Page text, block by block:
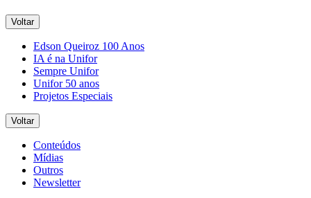
Voltar
Edson Queiroz 100 Anos
IA é na Unifor
Sempre Unifor
Unifor 50 anos
Projetos Especiais
Voltar
Conteúdos
Mídias
Outros
Newsletter